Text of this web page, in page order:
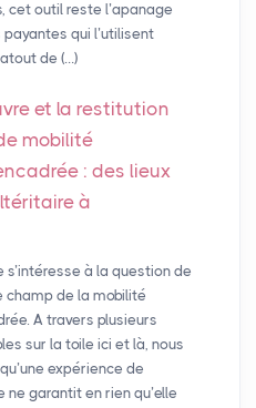
cet outil reste l’apanage
qui l’utilisent
de (…)
et la restitution
mobilité
: des lieux
à
s’intéresse à la question de
champ de la mobilité
A travers plusieurs
sur la toile ici et là, nous
expérience de
garantit en rien qu’elle